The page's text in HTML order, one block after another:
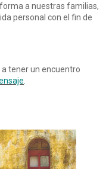
a nuestras familias,
personal con el fin de
tener un encuentro